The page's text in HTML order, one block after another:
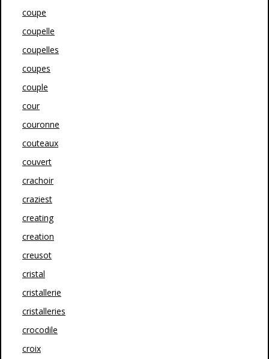
coupe
coupelle
coupelles
coupes
couple
cour
couronne
couteaux
couvert
crachoir
craziest
creating
creation
creusot
cristal
cristallerie
cristalleries
crocodile
croix